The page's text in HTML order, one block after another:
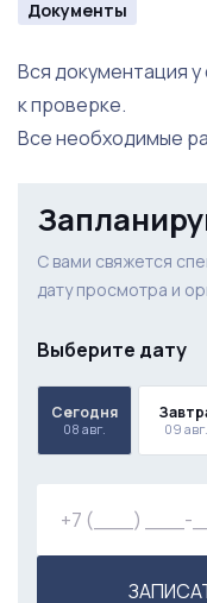
Документы
Вся документация у
к проверке.
Все необходимые
С вами свяжется
дату просмотра и
Выберите дату
Сегодня
08 авг. 09 авг.